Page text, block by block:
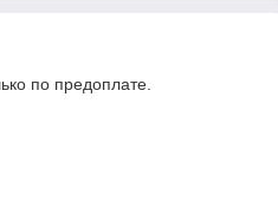
по предоплате.